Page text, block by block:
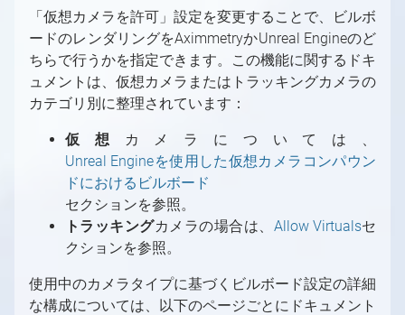
「仮想カメラを許可」設定を変更することで、ビルボ
ードのレンダリングをAximmetryかUnreal Engineのど
ちらで行うかを指定できます。この機能に関するドキ
ュメントは、仮想カメラまたはトラッキングカメラの
カテゴリ別に整理されています：
仮想
カメラについては、
Unreal Engineを使用した仮想カメラコンパウン
ドにおけるビルボード
セクションを参照。
トラッキングカメラの場合は、 Allow Virtualsセ
クションを参照。
使用中のカメラタイプに基づくビルボード設定の詳細
な構成については、以下のページごとにドキュメント